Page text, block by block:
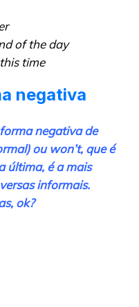
of the day
time
negativa
negativa de
ouwon’t, que é
última, é a mais
informais.
ok?